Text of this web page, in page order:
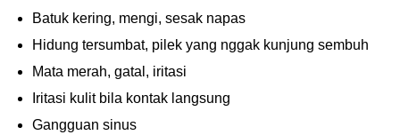
Batuk kering, mengi, sesak napas
Hidung tersumbat, pilek yang nggak kunjung sembuh
Mata merah, gatal, iritasi
Iritasi kulit bila kontak langsung
Gangguan sinus